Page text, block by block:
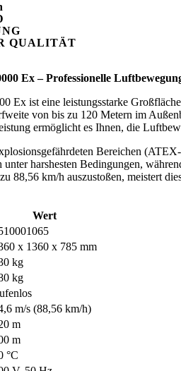
QUALITÄT
Ex – Professionelle
Ex ist eine leistungsstarke
von bis zu 120 Metern im
ermöglicht es Ihnen, die
Bereichen
harshesten Bedingungen,
88,56 km/h auszustoßen, meistert
Wert
x 1360 x 785 mm
kg
kg
m/s (88,56 km/h)
m
m
°C